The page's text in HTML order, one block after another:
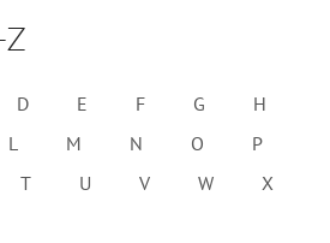
D E F G
H
L M N O
P
T U V W
X